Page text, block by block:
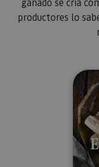
productores lo